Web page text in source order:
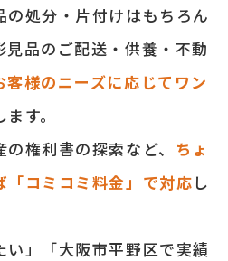
の処分‧⽚付けはもちろん
⾒品のご配送‧供養‧不動
客様のニーズに応じてワン
す。
権利書の探索など、 ちょ
「コミコミ料⾦」で対応 し
い」「大阪市平野区で実績